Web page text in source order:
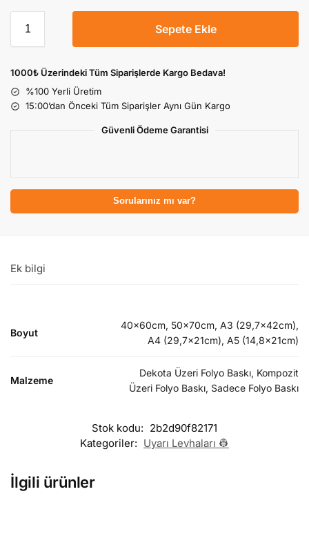
Sepete Ekle
1000₺ Üzerindeki Tüm Siparişlerde Kargo Bedava!
%100 Yerli Üretim
15:00’dan Önceki Tüm Siparişler Aynı Gün Kargo
Güvenli Ödeme Garantisi
Sorularınız mı var?
Ek bilgi
Boyut
40x60cm, 50x70cm, A3 (29,7x42cm),
A4 (29,7x21cm), A5 (14,8x21cm)
Malzeme
Dekota Üzeri Folyo Baskı, Kompozit
Üzeri Folyo Baskı, Sadece Folyo Baskı
Stok kodu: 2b2d90f82171
Kategoriler: Uyarı Levhaları 👷
İlgili ürünler